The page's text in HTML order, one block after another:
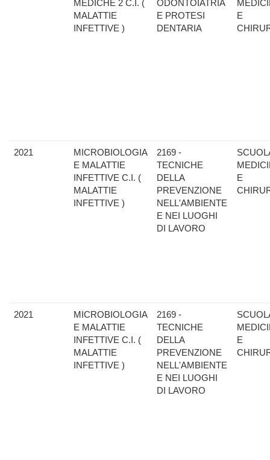
MEDICHE 2 C.I. (
MALATTIE
INFETTIVE )
ODONTOIATRIA
E PROTESI
DENTARIA
E
2021
MICROBIOLOGIA
E MALATTIE
INFETTIVE C.I. (
MALATTIE
INFETTIVE )
2169 -
TECNICHE
DELLA
PREVENZIONE
NELL'AMBIENTE
E NEI LUOGHI
DI LAVORO
E
2021
MICROBIOLOGIA
E MALATTIE
INFETTIVE C.I. (
MALATTIE
INFETTIVE )
2169 -
TECNICHE
DELLA
PREVENZIONE
NELL'AMBIENTE
E NEI LUOGHI
DI LAVORO
E